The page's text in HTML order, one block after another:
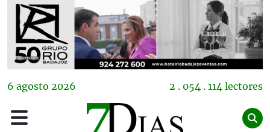
6 agosto 2026 2 . 054 . 114 lectores